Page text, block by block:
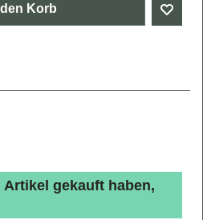
den Korb
gekauft haben,